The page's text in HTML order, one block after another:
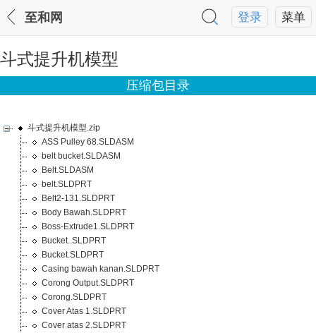
菜单
登录
至和网
斗式提升机模型
压缩包目录
斗式提升机模型.zip
ASS Pulley 68.SLDASM
belt bucket.SLDASM
Belt.SLDASM
belt.SLDPRT
Belt2-131.SLDPRT
Body Bawah.SLDPRT
Boss-Extrude1.SLDPRT
Bucket..SLDPRT
Bucket.SLDPRT
Casing bawah kanan.SLDPRT
Corong Output.SLDPRT
Corong.SLDPRT
Cover Atas 1.SLDPRT
Cover atas 2.SLDPRT